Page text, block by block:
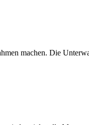
machen. Die